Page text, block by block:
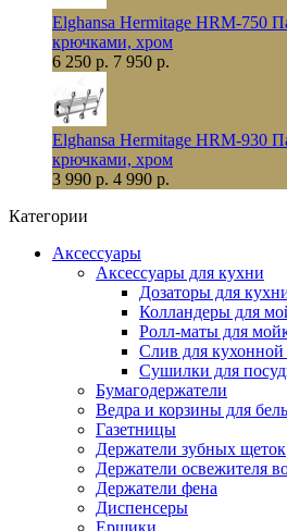
Elghansa Hermitage HRM-750
крючками, хром
6 250 р. 7 950 р.
Elghansa Hermitage HRM-930
крючками, хром
3 990 р. 4 990 р.
Категории
Аксессуары
Аксессуары для кухни
Дозаторы для
Колландеры для
Ролл-маты для
Слив для
Сушилки для
Бумагодержатели
Ведра и корзины для
Газетницы
Держатели зубных щеток
Держатели освежителя
Держатели фена
Диспенсеры
Ершики